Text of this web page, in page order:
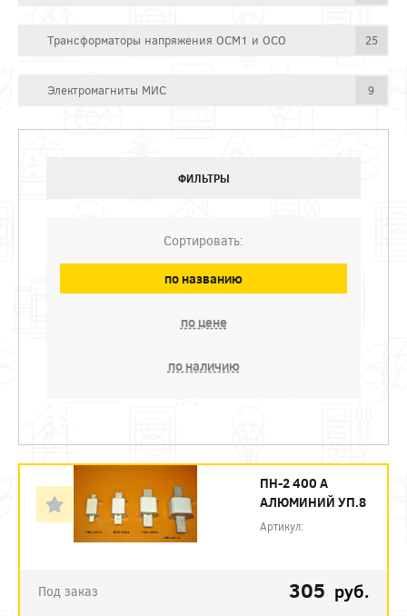
Трансформаторы напряжения ОСМ1 и ОСО 25
Электромагниты МИС 9
ФИЛЬТРЫ
Сортировать:
по названию
по цене
по наличию
ПН-2 400 А
АЛЮМИНИЙ УП.8
Артикул:
Под заказ 305 руб.